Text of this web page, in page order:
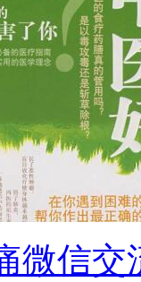
微信交